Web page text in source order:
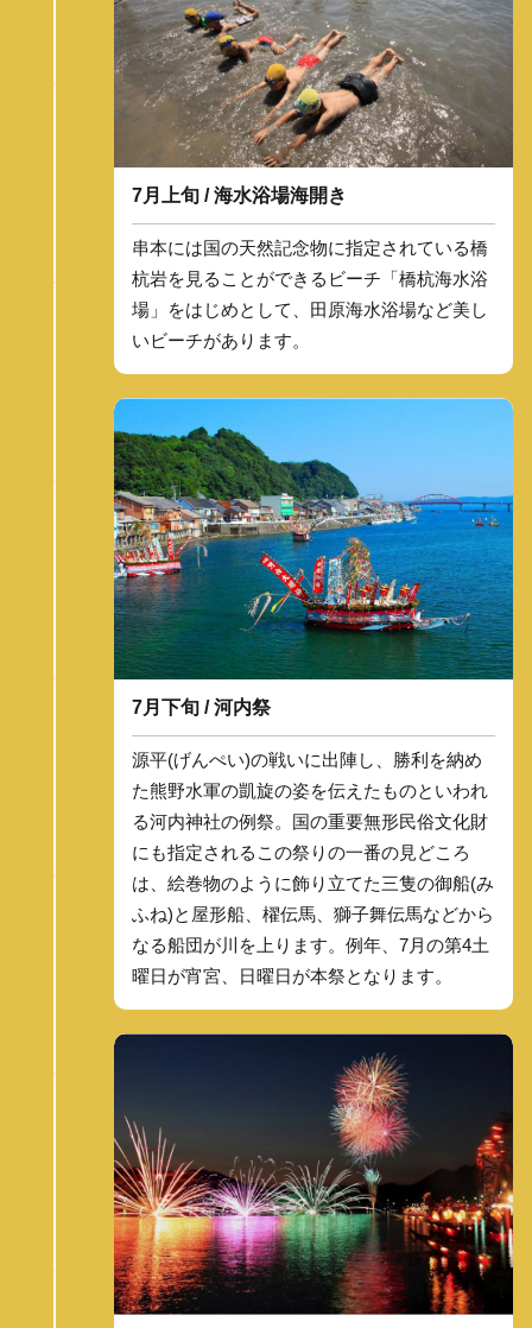
7月上旬 / 海水浴場海開き
串本には国の天然記念物に指定されている橋
杭岩を見ることができるビーチ「橋杭海水浴
場」をはじめとして、田原海水浴場など美し
いビーチがあります。
7月下旬 / 河内祭
源平(げんぺい)の戦いに出陣し、勝利を納め
た熊野水軍の凱旋の姿を伝えたものといわれ
る河内神社の例祭。国の重要無形民俗文化財
にも指定されるこの祭りの一番の見どころ
は、絵巻物のように飾り立てた三隻の御船(み
ふね)と屋形船、櫂伝馬、獅子舞伝馬などから
なる船団が川を上ります。例年、7月の第4土
曜日が宵宮、日曜日が本祭となります。